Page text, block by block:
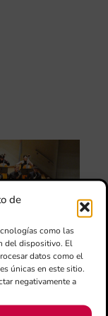
de
como las
del dispositivo. El
datos como el
únicas en este sitio.
negativamente a
de